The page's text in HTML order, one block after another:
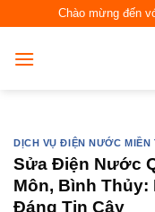
content
Chào mừng đến
DỊCH VỤ ĐIỆN NƯỚC MIỀN
Sửa Điện Nước
Môn, Bình
Đáng Tin Cậy